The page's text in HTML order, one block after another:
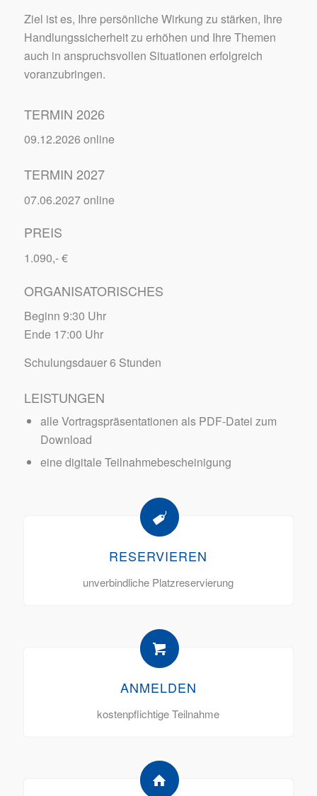
Ziel ist es, Ihre persönliche Wirkung zu stärken, Ihre
Handlungssicherheit zu erhöhen und Ihre Themen
auch in anspruchsvollen Situationen erfolgreich
voranzubringen.
TERMIN 2026
09.12.2026 online
TERMIN 2027
07.06.2027 online
PREIS
1.090,- €
ORGANISATORISCHES
Beginn 9:30 Uhr
Ende 17:00 Uhr
Schulungsdauer 6 Stunden
LEISTUNGEN
alle Vortragspräsentationen als PDF-Datei zum
Download
eine digitale Teilnahmebescheinigung
RESERVIEREN
unverbindliche Platzreservierung
ANMELDEN
kostenpflichtige Teilnahme